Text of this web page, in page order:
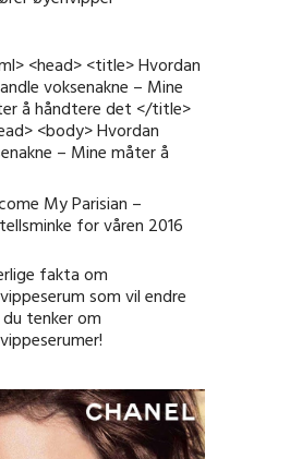
<head> <title> Hvordan
voksenakne – Mine
å håndtere det </title>
<body> Hvordan
– Mine måter å
My Parisian –
for våren 2016
fakta om
som vil endre
tenker om